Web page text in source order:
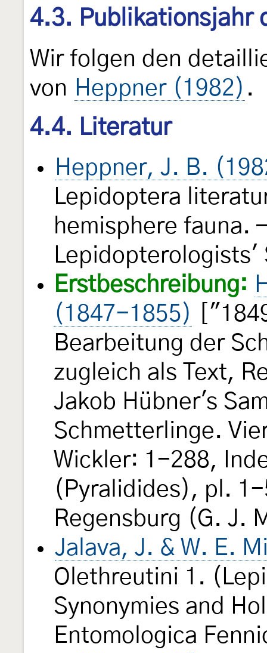
4.3. Publikationsjahr
Wir folgen den
von Heppner (1982) .
4.4. Literatur
Heppner, J. B.
Lepidoptera
hemisphere fauna.
Erstbeschreibung:
(1847-1855)
Bearbeitung der
zugleich als Text,
Jakob Hübner's
Schmetterlinge.
Wickler: 1-288,
(Pyralidides), pl.
Regensburg (G. J.
Jalava, J. & W. E.
Olethreutini 1.
Synonymies and
Entomologica